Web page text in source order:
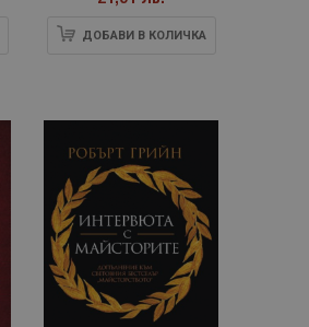
ДОБАВИ В КОЛИЧКА